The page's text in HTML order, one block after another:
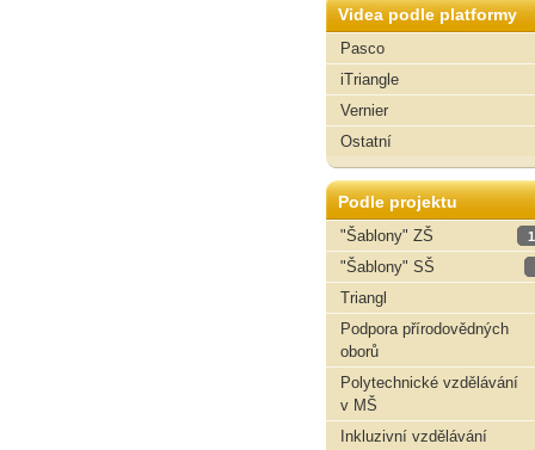
Videa podle platformy
Pasco
iTriangle
Vernier
Ostatní
Podle projektu
"Šablony" ZŠ
"Šablony" SŠ
Triangl
Podpora přírodovědných
oborů
Polytechnické vzdělávání
v MŠ
Inkluzivní vzdělávání